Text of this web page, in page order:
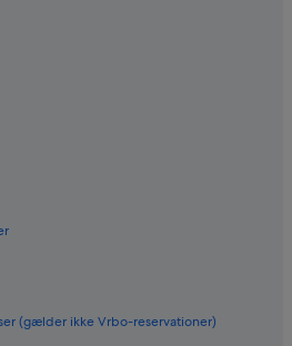
(gælder ikke Vrbo-reservationer)